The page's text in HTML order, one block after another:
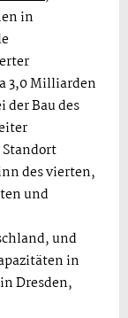
in
3,0 Milliarden
der Bau des
Standort
des vierten,
und
und
in
Dresden,